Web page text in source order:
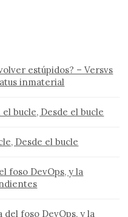
estúpidos? – Versvs
inmaterial
bucle, Desde el bucle
Desde el bucle
foso DevOps, y la
del foso DevOps, y la